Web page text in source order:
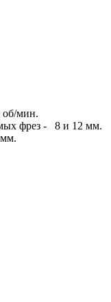
об/мин.
фрез - 8 и 12 мм.